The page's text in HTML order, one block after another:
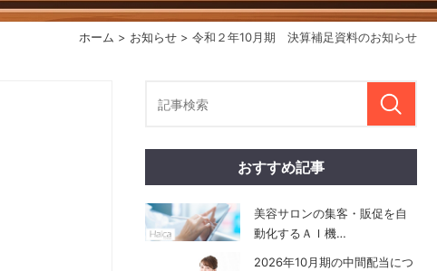
ホーム > お知らせ > 令和２年10月期 決算補足資料のお知らせ
おすすめ記事
美容サロンの集客・販促を自
動化するＡＩ機…
2026年10月期の中間配当につ